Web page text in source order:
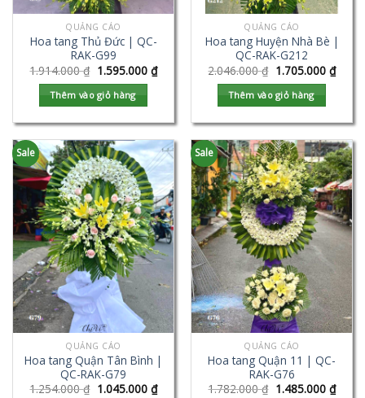
QUẢNG CÁO
Hoa tang Thủ Đức | QC-
RAK-G99
1.914.000₫ 1.595.000 ₫
Thêm vào giỏ hàng
QUẢNG CÁO
Hoa tang Huyện Nhà Bè |
QC-RAK-G212
2.046.000₫ 1.705.000 ₫
Thêm vào giỏ hàng
Sale
QUẢNG CÁO
Hoa tang Quận Tân Bình |
QC-RAK-G79
1.254.000₫ 1.045.000 ₫
Sale
QUẢNG CÁO
Hoa tang Quận 11 | QC-
RAK-G76
1.782.000₫ 1.485.000 ₫